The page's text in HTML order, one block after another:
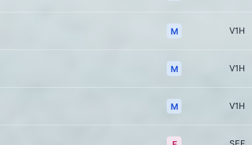
M V1H
M V1H
M V1H